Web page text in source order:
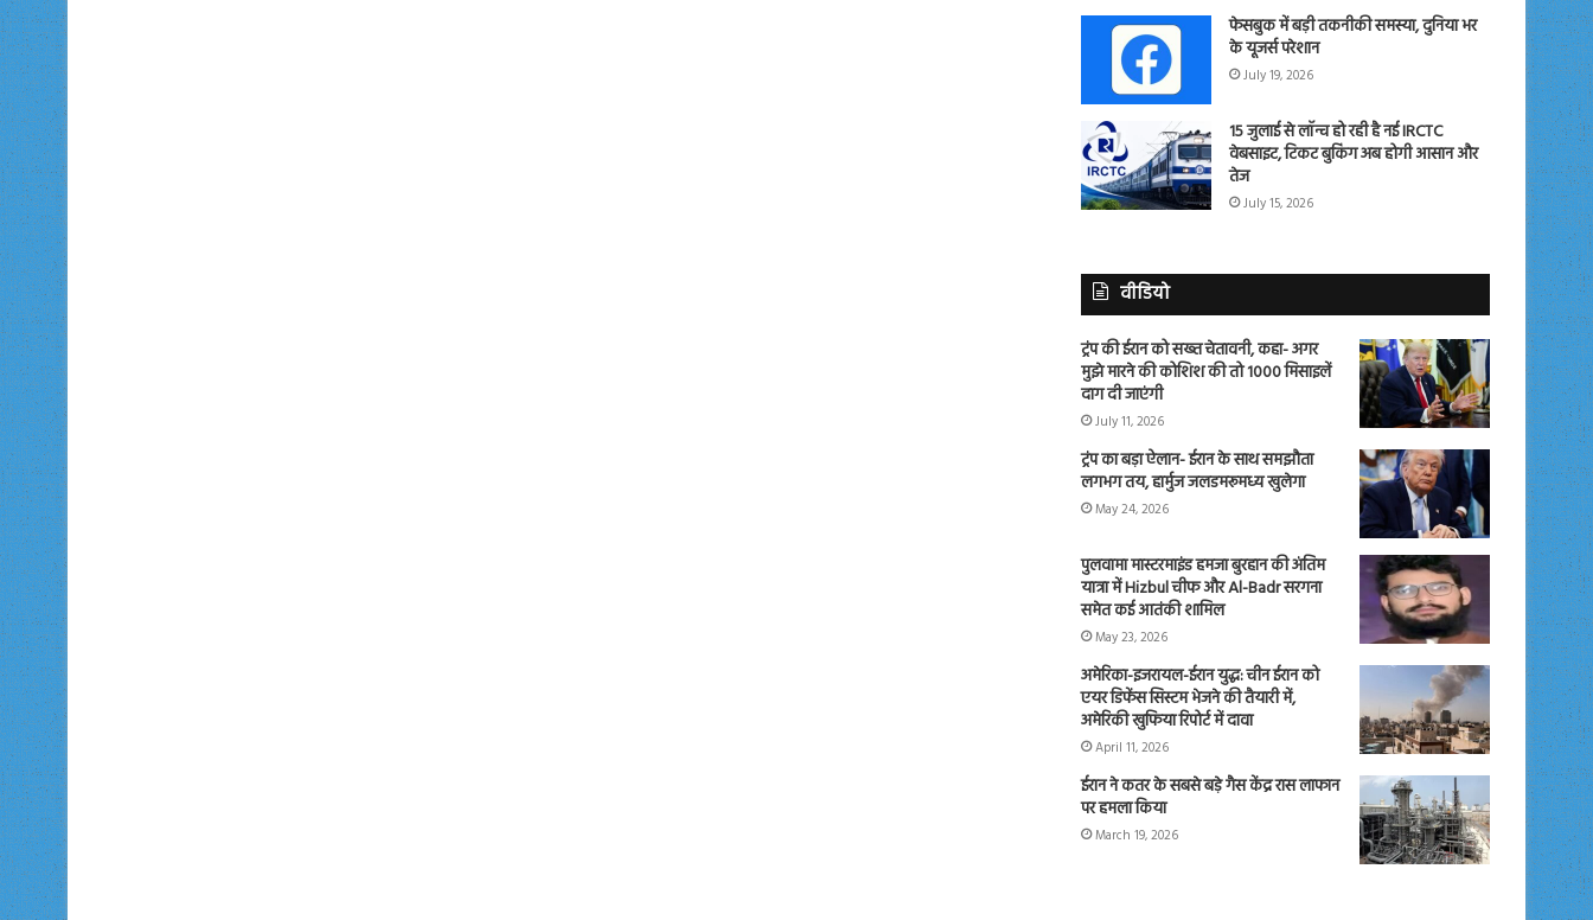
फेसबुक में बड़ी तकनीकी समस्या, दुनिया भर
के यूजर्स परेशान
July 19, 2026
15 जुलाई से लॉन्च हो रही है नई IRCTC
वेबसाइट, टिकट बुकिंग अब होगी आसान और
तेज
July 15, 2026
वीडियो
ट्रंप की ईरान को सख्त चेतावनी, कहा- अगर
मुझे मारने की कोशिश की तो 1000 मिसाइलें
दाग दी जाएंगी
July 11, 2026
ट्रंप का बड़ा ऐलान- ईरान के साथ समझौता
लगभग तय, हार्मुज जलडमरूमध्य खुलेगा
May 24, 2026
पुलवामा मास्टरमाइंड हमजा बुरहान की अंतिम
यात्रा में Hizbul चीफ और Al-Badr सरगना
समेत कई आतंकी शामिल
May 23, 2026
अमेरिका-इजरायल-ईरान युद्ध: चीन ईरान को
एयर डिफेंस सिस्टम भेजने की तैयारी में,
अमेरिकी खुफिया रिपोर्ट में दावा
April 11, 2026
ईरान ने कतर के सबसे बड़े गैस केंद्र रास लाफान
पर हमला किया
March 19, 2026